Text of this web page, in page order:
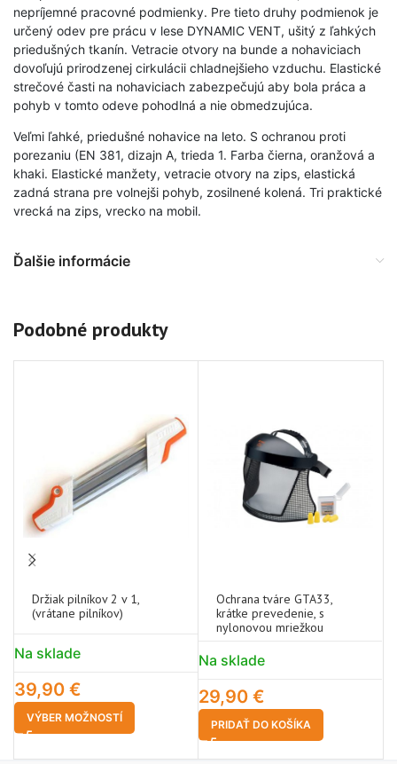
nepríjemné pracovné podmienky. Pre tieto druhy podmienok je
určený odev pre prácu v lese DYNAMIC VENT, ušitý z ľahkých
priedušných tkanín. Vetracie otvory na bunde a nohaviciach
dovoľujú prirodzenej cirkulácii chladnejšieho vzduchu. Elastické
strečové časti na nohaviciach zabezpečujú aby bola práca a
pohyb v tomto odeve pohodlná a nie obmedzujúca.
Veľmi ľahké, priedušné nohavice na leto. S ochranou proti
porezaniu (EN 381, dizajn A, trieda 1. Farba čierna, oranžová a
khaki. Elastické manžety, vetracie otvory na zips, elastická
zadná strana pre volnejši pohyb, zosilnené kolená. Tri praktické
vrecká na zips, vrecko na mobil.
Ďalšie informácie
Podobné produkty
Držiak pilníkov 2 v 1,
(vrátane pilníkov)
Na sklade
39,90 €
VÝBER MOŽNOSTÍ
Ochrana tváre GTA33,
krátke prevedenie, s
nylonovou mriežkou
Na sklade
29,90 €
PRIDAŤ DO KOŠÍKA